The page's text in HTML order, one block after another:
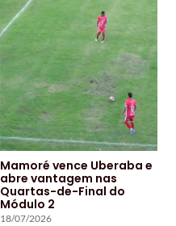
Mamoré vence Uberaba e
abre vantagem nas
Quartas-de-Final do
Módulo 2
18/07/2026